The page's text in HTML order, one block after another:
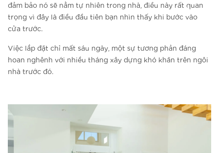
đảm bảo nó sẽ nằm tự nhiên trong nhà, điều này rất quan
trọng vì đây là điều đầu tiên bạn nhìn thấy khi bước vào
cửa trước.
Việc lắp đặt chỉ mất sáu ngày, một sự tương phản đáng
hoan nghênh với nhiều tháng xây dựng khó khăn trên ngôi
nhà trước đó.